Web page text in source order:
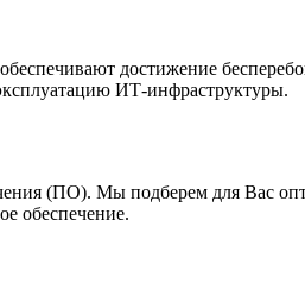
достижение
ИТ-инфраструктуры.
(ПО). Мы подберем для Вас
обеспечение.